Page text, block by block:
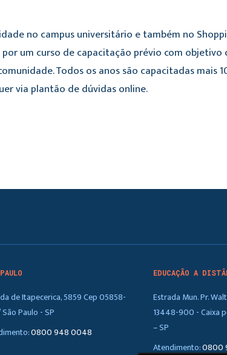
no campus universitário e também no
um curso de capacitação prévio com objetivo
Todos os anos são capacitadas mais
via plantão de dúvidas online.
de Itapecerica, 5859 Cep 05858-
Paulo - SP
0800 948 0048
EDUCAÇÃO A
Estrada Mun. Pr.
13448-900 - Caixa
– SP
Atendimento:0800